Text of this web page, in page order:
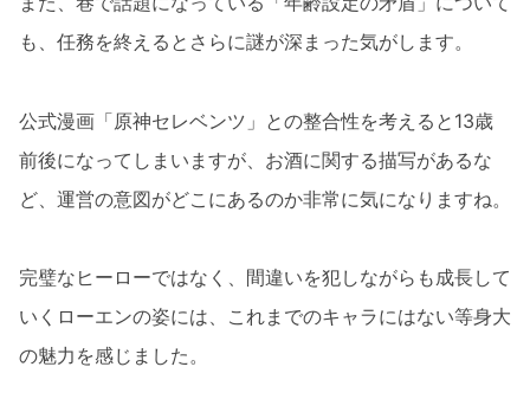
も、任務を終えるとさらに謎が深まった気がします。
公式漫画「原神セレベンツ」との整合性を考えると13歳
前後になってしまいますが、お酒に関する描写があるな
ど、運営の意図がどこにあるのか非常に気になりますね。
完璧なヒーローではなく、間違いを犯しながらも成長して
いくローエンの姿には、これまでのキャラにはない等身大
の魅力を感じました。